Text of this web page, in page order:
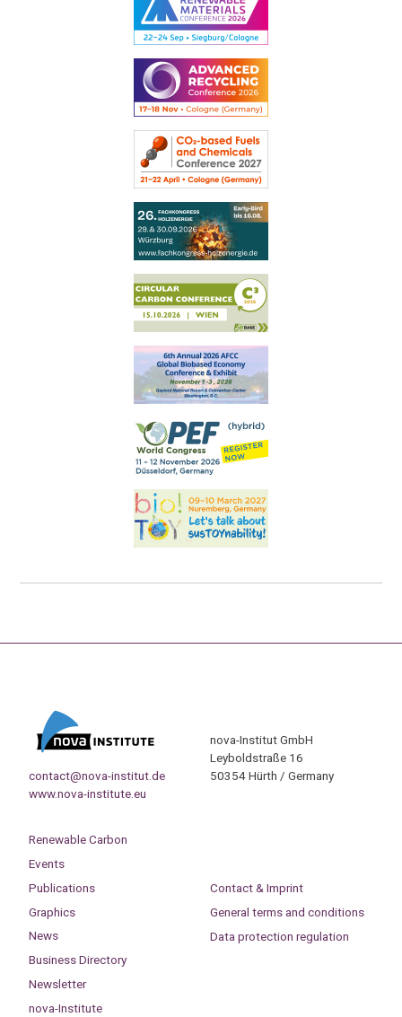
contact@nova-institut.de
www.nova-institute.eu
nova-Institut GmbH
Leyboldstraße 16
50354 Hürth / Germany
Renewable Carbon
Events
Publications
Graphics
News
Business Directory
Newsletter
nova-Institute
Contact & Imprint
General terms and conditions
Data protection regulation